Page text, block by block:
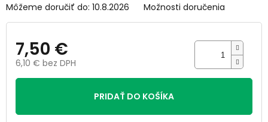
Môžeme doručiť do: 10.8.2026 Možnosti doručenia
7,50 €
6,10 € bez DPH
Jednotková
PRIDAŤ DO KOŠÍKA